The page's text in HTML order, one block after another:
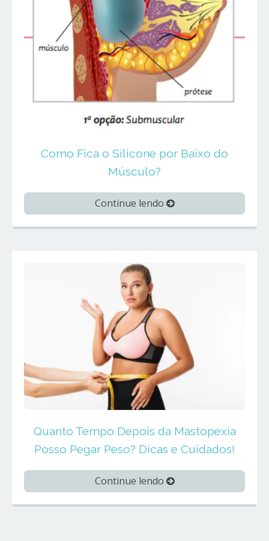
Como Fica o Silicone por Baixo do
Músculo?
Continue lendo
Quanto Tempo Depois da Mastopexia
Posso Pegar Peso? Dicas e Cuidados!
Continue lendo